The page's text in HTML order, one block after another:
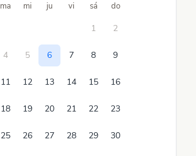
ma mi ju vi sá do
1 2
4 5 6 7 8 9
11 12 13 14 15 16
18 19 20 21 22 23
25 26 27 28 29 30